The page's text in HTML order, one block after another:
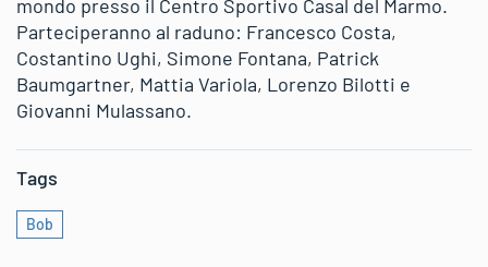
mondo presso il Centro Sportivo Casal del Marmo.
Parteciperanno al raduno: Francesco Costa,
Costantino Ughi, Simone Fontana, Patrick
Baumgartner, Mattia Variola, Lorenzo Bilotti e
Giovanni Mulassano.
Tags
Bob